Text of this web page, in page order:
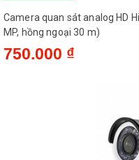
Camera quan sát analog HD
MP, hồng ngoại 30 m)
750.000 ₫